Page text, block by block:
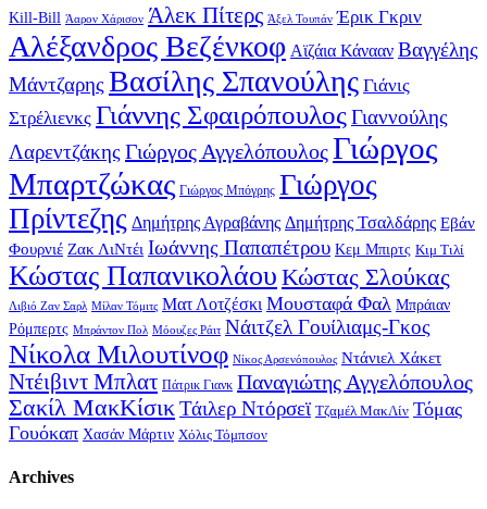
Kill-Bill Άαρον Χάρισον Άλεκ Πίτερς Άξελ Τουπάν Έρικ Γκριν
Αλέξανδρος Βεζένκοφ Αϊζάια Κάνααν Βαγγέλης
Μάντζαρης Βασίλης Σπανούλης Γιάνις
Στρέλιενκς Γιάννης ΣφαιρόπουλοςΓιαννούλης
Λαρεντζάκης Γιώργος ΑγγελόπουλοςΓιώργος
Μπαρτζώκας Γιώργος Μπόγρης Γιώργος
Πρίντεζης Δημήτρης Αγραβάνης Δημήτρης Τσαλδάρης Εβάν
Φουρνιέ Ζακ ΛιΝτέι Ιωάννης Παπαπέτρου Κεμ Μπιρτς Κιμ Τιλί
Κώστας Παπανικολάου Κώστας Σλούκας
Λιβιό Ζαν Σαρλ Μίλαν Τόμιτς Ματ Λοτζέσκι Μουσταφά Φαλ Μπράιαν
Ρόμπερτς Μπράντον Πολ Μόουζες Ράιτ Νάιτζελ Γουίλιαμς-Γκος
Νίκολα Μιλουτίνοφ Νίκος Αρσενόπουλος Ντάνιελ Χάκετ
Ντέιβιντ Μπλατ Πάτρικ Γιανκ Παναγιώτης Αγγελόπουλος
Σακίλ ΜακΚίσικ Τάιλερ Ντόρσεϊ Τζαμέλ ΜακΛίν Τόμας
Γουόκαπ Χασάν Μάρτιν Χόλις Τόμπσον
Archives